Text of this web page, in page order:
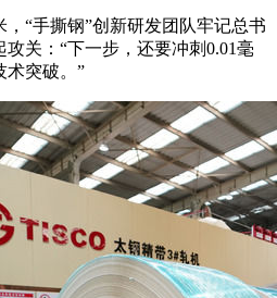
，“手撕钢”创新研发团队牢记总书
关：“下一步，还要冲刺0.01毫
术突破。”